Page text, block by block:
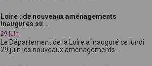
Loire : de nouveaux aménagements
inaugurés su...
29 juin
Le Département de la Loire a inauguré ce lundi
29 juin les nouveaux aménagements...